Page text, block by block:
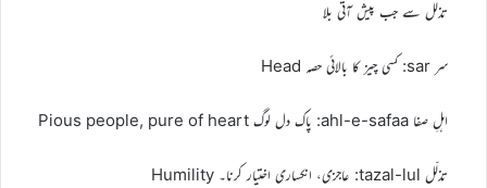
تذلّل سے جب پیش آتی بلا
سر sar: کسی چیز کا بالائی حصہ Head
اہلِ صفا ahl-e-safaa: پاک دل لوگ Pious people, pure of heart
تذلّل tazal-lul: عاجزی، انکساری اختیار کرنا۔ Humility